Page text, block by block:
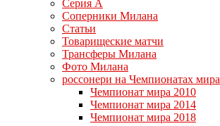
Серия А
Соперники Милана
Статьи
Товарищеские матчи
Трансферы Милана
Фото Милана
россонери на Чемпионатах мира
Чемпионат мира 2010
Чемпионат мира 2014
Чемпионат мира 2018